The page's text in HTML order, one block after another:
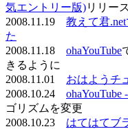
気エントリー版)リリース
2008.11.19 教えて君
た
2008.11.18 ohaYouTube
きるように
2008.11.01 おはようチ
2008.10.24
ゴリズムを変更
2008.10.23 はてはてブ